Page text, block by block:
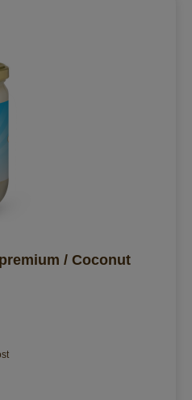
/ Coconut